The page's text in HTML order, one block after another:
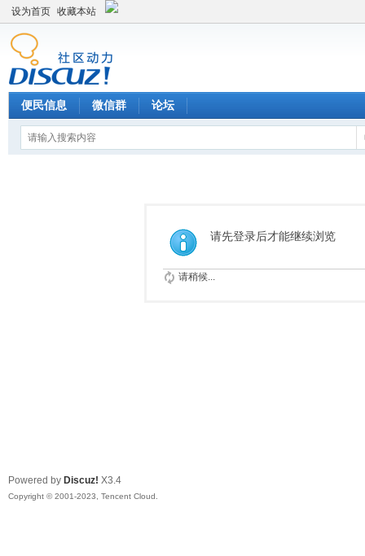
设为首页 收藏本站
便民信息 微信群 论坛
请先登录后才能继续浏览
请稍候...
Powered by Discuz! X3.4
Copyright © 2001-2023, Tencent Cloud.